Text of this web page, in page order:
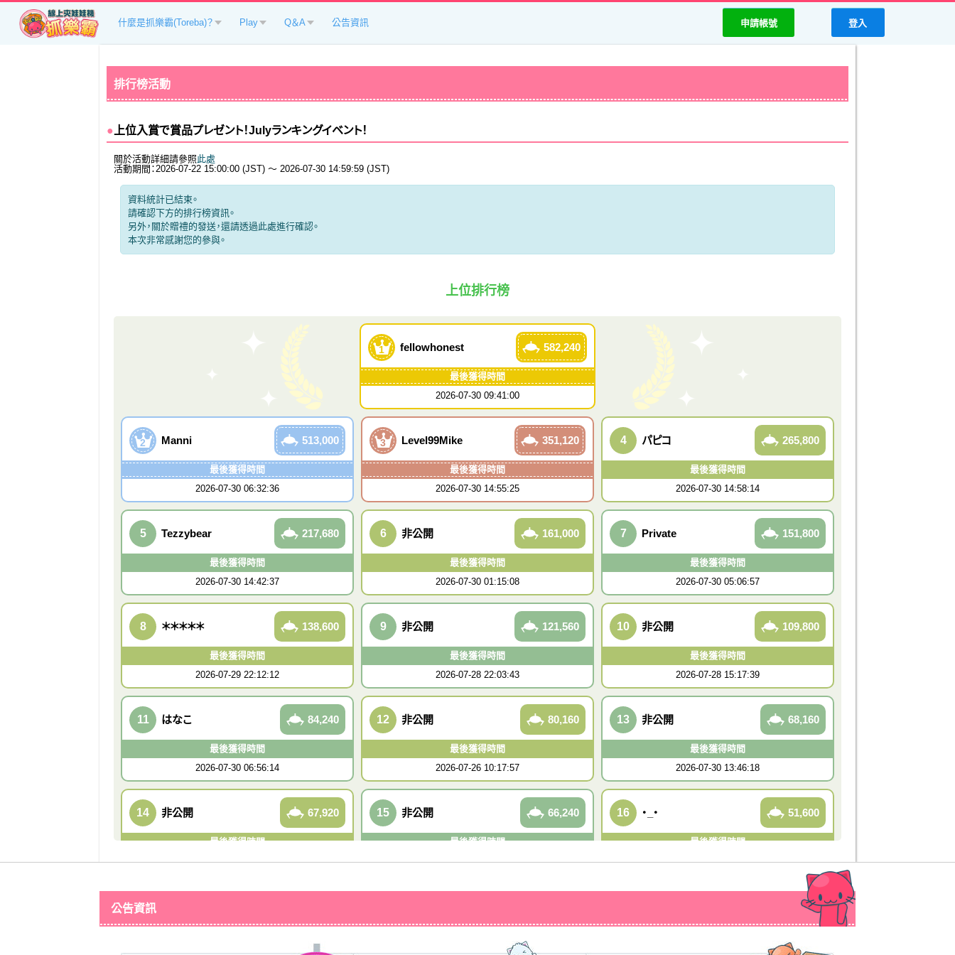
什麼是抓樂霸(Toreba)？ Play Q＆A 公告資訊 申請帳號 登入
排行榜活動
上位入賞で賞品プレゼント！Julyランキングイベント！
關於活動詳細請參照此處
活動期間：2026-07-22 15:00:00 (JST) ～ 2026-07-30 14:59:59 (JST)
資料統計已結束。
請確認下方的排行榜資訊。
另外，關於贈禮的發送，還請透過此處進行確認。
本次非常感謝您的參與。
上位排行榜
1 fellowhonest 582,240
最後獲得時間
2026-07-30 09:41:00
2 Manni 513,000
最後獲得時間
2026-07-30 06:32:36
3 Level99Mike 351,120
最後獲得時間
2026-07-30 14:55:25
4 パピコ 265,800
最後獲得時間
2026-07-30 14:58:14
5 Tezzybear 217,680
最後獲得時間
2026-07-30 14:42:37
6 非公開 161,000
最後獲得時間
2026-07-30 01:15:08
7 Private 151,800
最後獲得時間
2026-07-30 05:06:57
8 ＊＊＊＊＊ 138,600
最後獲得時間
2026-07-29 22:12:12
9 非公開 121,560
最後獲得時間
2026-07-28 22:03:43
10 非公開 109,800
最後獲得時間
2026-07-28 15:17:39
11 はなこ 84,240
最後獲得時間
2026-07-30 06:56:14
12 非公開 80,160
最後獲得時間
2026-07-26 10:17:57
13 非公開 68,160
最後獲得時間
2026-07-30 13:46:18
14 非公開 67,920
最後獲得時間
2026-07-29 22:35:27
15 非公開 66,240
最後獲得時間
2026-07-30 08:07:19
16 ・_・ 51,600
最後獲得時間
2026-07-29 16:12:28
17 49,200
公告資訊